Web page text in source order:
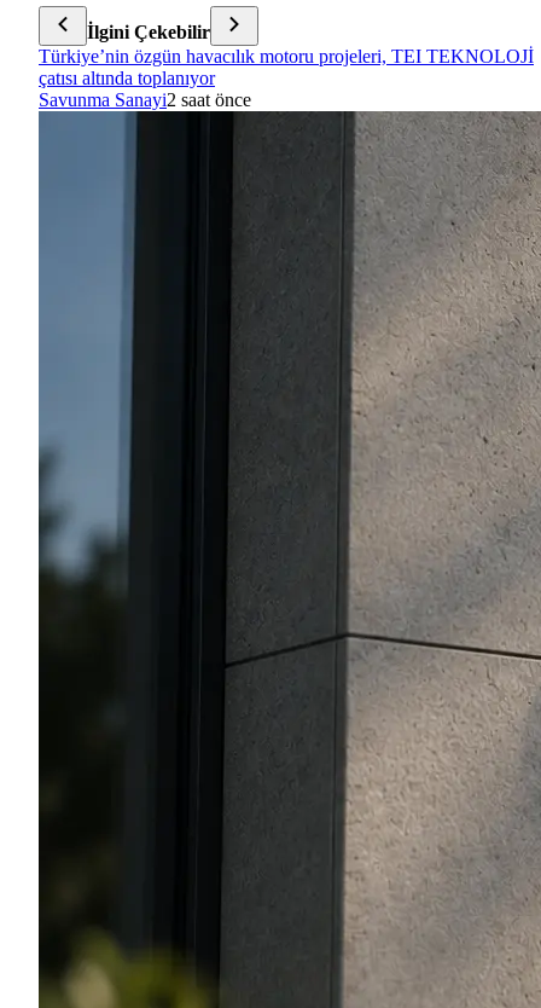
İlgini Çekebilir
Türkiye’nin özgün havacılık motoru projeleri, TEI TEKNOLOJİ
çatısı altında toplanıyor
Savunma Sanayi2 saat önce